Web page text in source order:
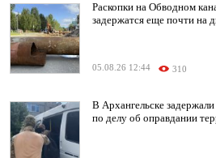
Раскопки на Обводном
задержатся еще почти на
05.08.26 12:44 310
В Архангельске
по делу об оправдании